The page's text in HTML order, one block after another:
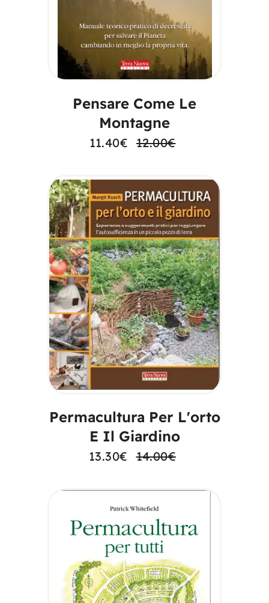
AGGIUNGI AL
CARRELLO
Pensare Come Le
Montagne
12.00€
11.40€
AGGIUNGI AL
CARRELLO
Permacultura Per L'orto
E Il Giardino
14.00€
13.30€